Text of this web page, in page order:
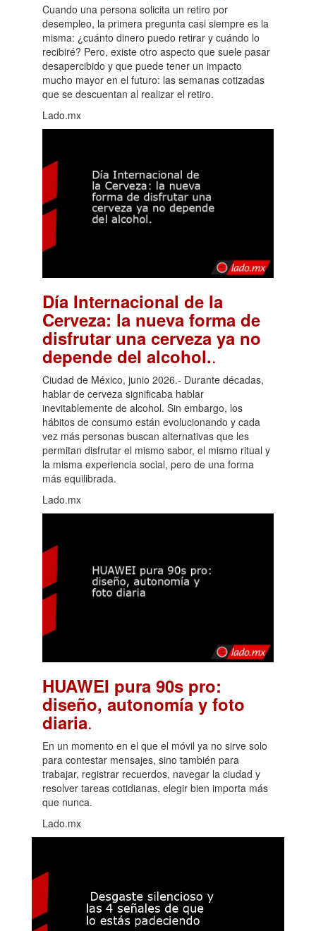
Cuando una persona solicita un retiro por
desempleo, la primera pregunta casi siempre es la
misma: ¿cuánto dinero puedo retirar y cuándo lo
recibiré? Pero, existe otro aspecto que suele pasar
desapercibido y que puede tener un impacto
mucho mayor en el futuro: las semanas cotizadas
que se descuentan al realizar el retiro.
Lado.mx
Día Internacional de la
Cerveza: la nueva forma de
disfrutar una cerveza ya no
depende del alcohol..
Ciudad de México, junio 2026.- Durante décadas,
hablar de cerveza significaba hablar
inevitablemente de alcohol. Sin embargo, los
hábitos de consumo están evolucionando y cada
vez más personas buscan alternativas que les
permitan disfrutar el mismo sabor, el mismo ritual y
la misma experiencia social, pero de una forma
más equilibrada.
Lado.mx
HUAWEI pura 90s pro:
diseño, autonomía y foto
diaria.
En un momento en el que el móvil ya no sirve solo
para contestar mensajes, sino también para
trabajar, registrar recuerdos, navegar la ciudad y
resolver tareas cotidianas, elegir bien importa más
que nunca.
Lado.mx